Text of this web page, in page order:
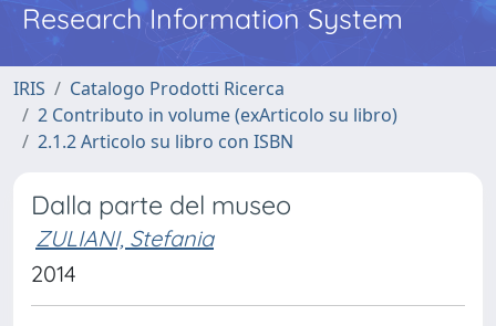
Research Information System
IRIS
Catalogo Prodotti Ricerca
2 Contributo in volume (exArticolo su libro)
2.1.2 Articolo su libro con ISBN
Dalla parte del museo
ZULIANI, Stefania
2014